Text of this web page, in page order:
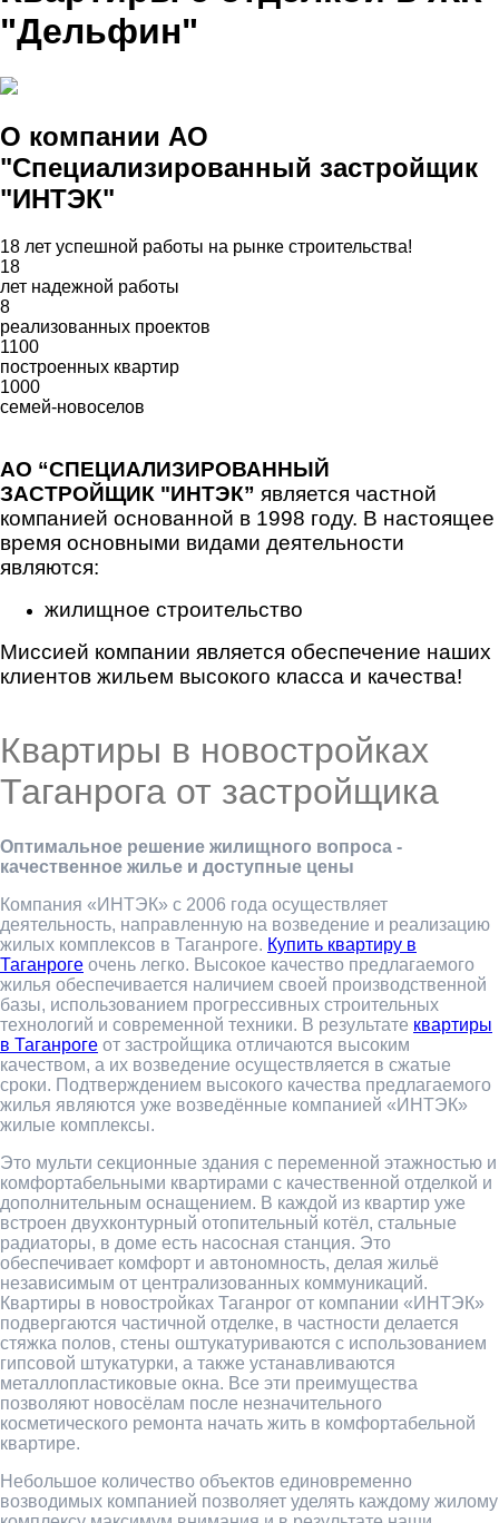
"Дельфин"
О компании АО
"Специализированный застройщик
"ИНТЭК"
18 лет успешной работы на рынке строительства!
18
лет надежной работы
8
реализованных проектов
1100
построенных квартир
1000
семей-новоселов
АО “СПЕЦИАЛИЗИРОВАННЫЙ
ЗАСТРОЙЩИК "ИНТЭК” является частной
компанией основанной в 1998 году. В настоящее
время основными видами деятельности
являются:
жилищное строительство
Миссией компании является обеспечение наших
клиентов жильем высокого класса и качества!
Квартиры в новостройках
Таганрога от застройщика
Оптимальное решение жилищного вопроса -
качественное жилье и доступные цены
Компания «ИНТЭК» с 2006 года осуществляет
деятельность, направленную на возведение и реализацию
жилых комплексов в Таганроге. Купить квартиру в
Таганроге очень легко. Высокое качество предлагаемого
жилья обеспечивается наличием своей производственной
базы, использованием прогрессивных строительных
технологий и современной техники. В результате квартиры
в Таганроге от застройщика отличаются высоким
качеством, а их возведение осуществляется в сжатые
сроки. Подтверждением высокого качества предлагаемого
жилья являются уже возведённые компанией «ИНТЭК»
жилые комплексы.
Это мульти секционные здания с переменной этажностью и
комфортабельными квартирами с качественной отделкой и
дополнительным оснащением. В каждой из квартир уже
встроен двухконтурный отопительный котёл, стальные
радиаторы, в доме есть насосная станция. Это
обеспечивает комфорт и автономность, делая жильё
независимым от централизованных коммуникаций.
Квартиры в новостройках Таганрог от компании «ИНТЭК»
подвергаются частичной отделке, в частности делается
стяжка полов, стены оштукатуриваются с использованием
гипсовой штукатурки, а также устанавливаются
металлопластиковые окна. Все эти преимущества
позволяют новосёлам после незначительного
косметического ремонта начать жить в комфортабельной
квартире.
Небольшое количество объектов единовременно
возводимых компанией позволяет уделять каждому жилому